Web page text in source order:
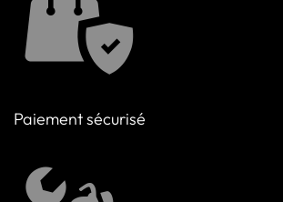
Paiement sécurisé